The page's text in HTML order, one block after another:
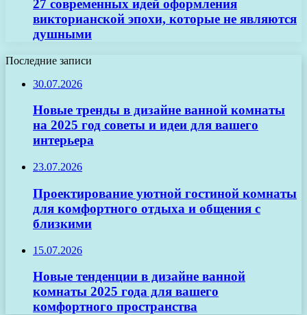
27 современных идей оформления
викторианской эпохи, которые не являются
душными
Последние записи
30.07.2026
Новые тренды в дизайне ванной комнаты
на 2025 год советы и идеи для вашего
интерьера
23.07.2026
Проектирование уютной гостиной комнаты
для комфортного отдыха и общения с
близкими
15.07.2026
Новые тенденции в дизайне ванной
комнаты 2025 года для вашего
комфортного пространства